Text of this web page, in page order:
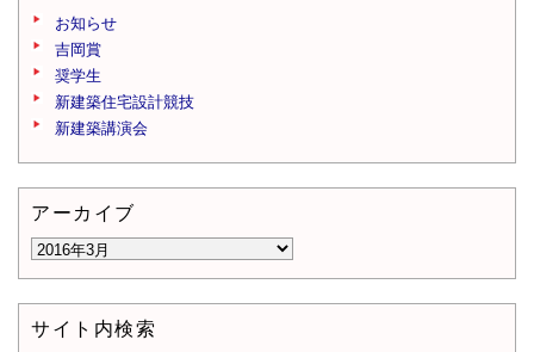
お知らせ
吉岡賞
奨学生
新建築住宅設計競技
新建築講演会
アーカイブ
サイト内検索